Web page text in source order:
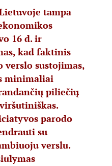
tampa
16 d. ir
kad faktinis
sustojimas,
minimaliai
piliečių
parodo
su
verslu.